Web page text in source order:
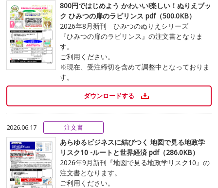
800円ではじめよう かわいい!楽しい！ぬりえブッ
ク ひみつの扉のラビリンス pdf（500.0KB）
2026年8月新刊 ひみつのぬりえシリーズ
『ひみつの扉のラビリンス』の注文書となりま
す。
ご利用ください。
※現在、受注締切を含めて調整中となっておりま
す。
ダウンロードする
2026.06.17 注文書
あらゆるビジネスに結びつく 地図で見る地政学
リスク10 -ルートと世界経済 pdf（286.0KB）
2026年9月新刊『地図で見る地政学リスク10』の
注文書となります。
ご利用ください。